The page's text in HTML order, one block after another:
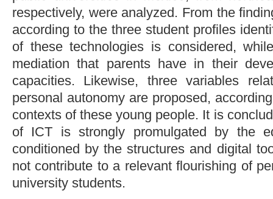
respectively, were analyzed. From the
according to the three student profiles
of these technologies is considered,
mediation that parents have in their
capacities. Likewise, three variables
personal autonomy are proposed,
contexts of these young people. It is
of ICT is strongly promulgated by the
conditioned by the structures and digital
not contribute to a relevant flourishing of
university students.